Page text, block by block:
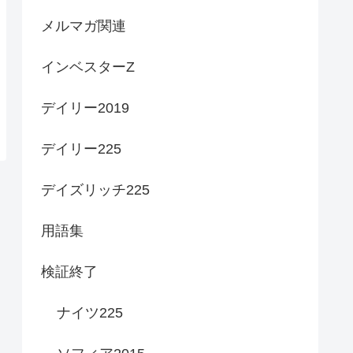
メルマガ関連
インベスターZ
デイリー2019
デイリー225
デイズリッチ225
用語集
検証終了
ナイツ225